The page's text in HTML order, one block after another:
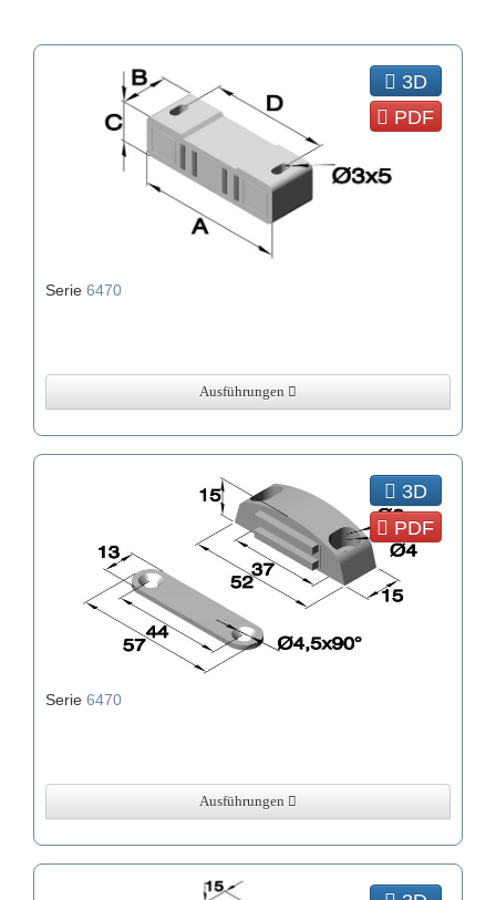
3D
PDF
Serie 6470
Ausführungen
3D
PDF
Serie 6470
Ausführungen